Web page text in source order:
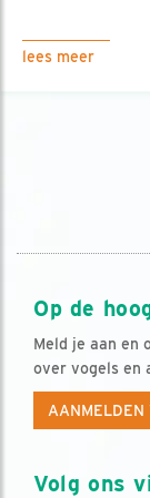
lees meer
Op de
Meld je aan en
over vogels en
AANMELDEN
Volg ons